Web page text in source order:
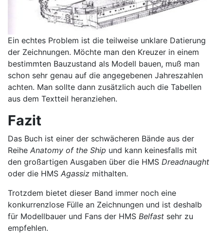
Ein echtes Problem ist die teilweise unklare Datierung
der Zeichnungen. Möchte man den Kreuzer in einem
bestimmten Bauzustand als Modell bauen, muß man
schon sehr genau auf die angegebenen Jahreszahlen
achten. Man sollte dann zusätzlich auch die Tabellen
aus dem Textteil heranziehen.
Fazit
Das Buch ist einer der schwächeren Bände aus der
Reihe Anatomy of the Ship und kann keinesfalls mit
den großartigen Ausgaben über die HMS Dreadnaught
oder die HMS Agassiz mithalten.
Trotzdem bietet dieser Band immer noch eine
konkurrenzlose Fülle an Zeichnungen und ist deshalb
für Modellbauer und Fans der HMS Belfast sehr zu
empfehlen.